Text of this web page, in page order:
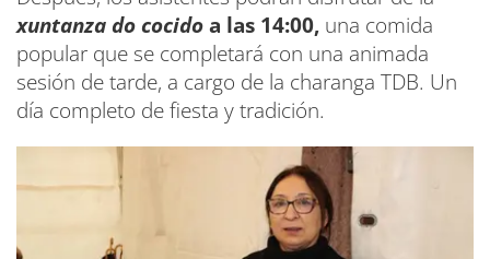
xuntanza do cocidoa las 14:00, una comida
popular que se completará con una animada
sesión de tarde, a cargo de la charanga TDB. Un
día completo de fiesta y tradición.